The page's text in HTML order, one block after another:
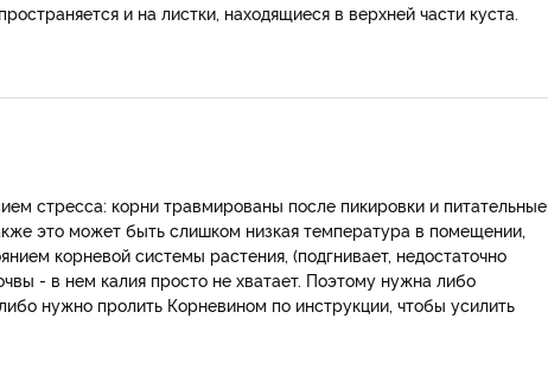
и на листки, находящиеся в верхней части куста.
стресса: корни травмированы после пикировки и питательные
это может быть слишком низкая температура в помещении,
корневой системы растения, (подгнивает, недостаточно
- в нем калия просто не хватает. Поэтому нужна либо
нужно пролить Корневином по инструкции, чтобы усилить